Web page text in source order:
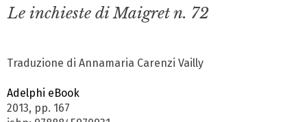
Le inchieste di Maigret n. 72
Traduzione di Annamaria Carenzi Vailly
Adelphi eBook
2013, pp. 167